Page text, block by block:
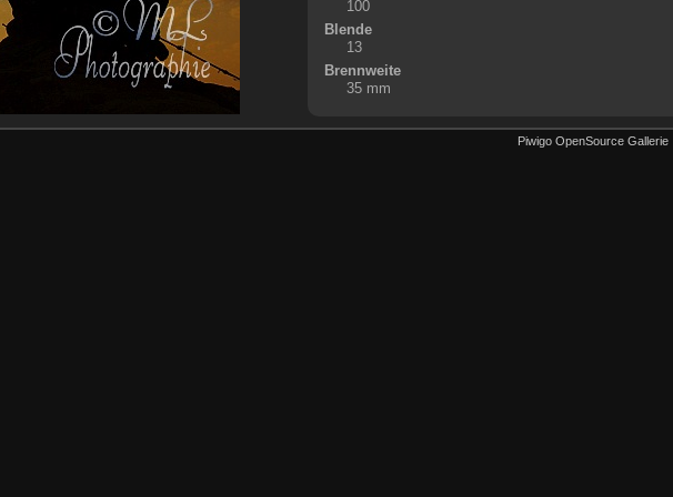
100
Blende
13
Brennweite
35 mm
Piwigo OpenSource Gallerie